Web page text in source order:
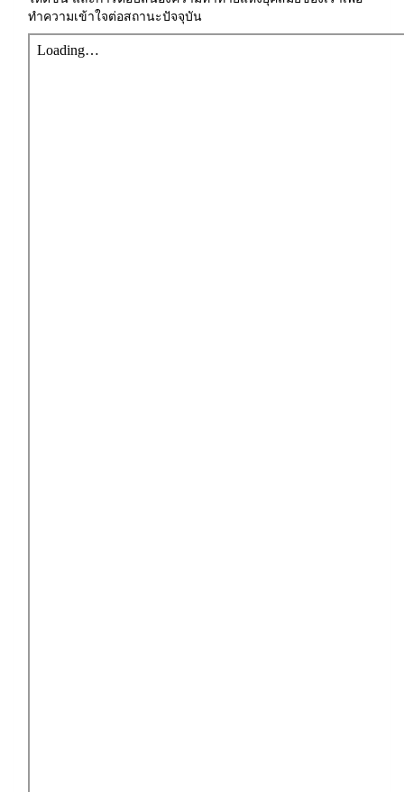
ทำความเข้าใจต่อสถานะปัจจุบัน